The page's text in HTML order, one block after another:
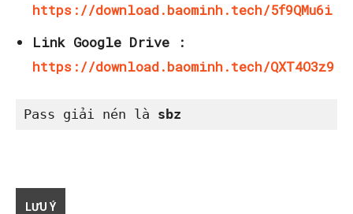
https://download.baominh.tech/5f9QMu6i
Link Google Drive :
https://download.baominh.tech/QXT4O3z9
Pass giải nén là sbz
LƯU Ý